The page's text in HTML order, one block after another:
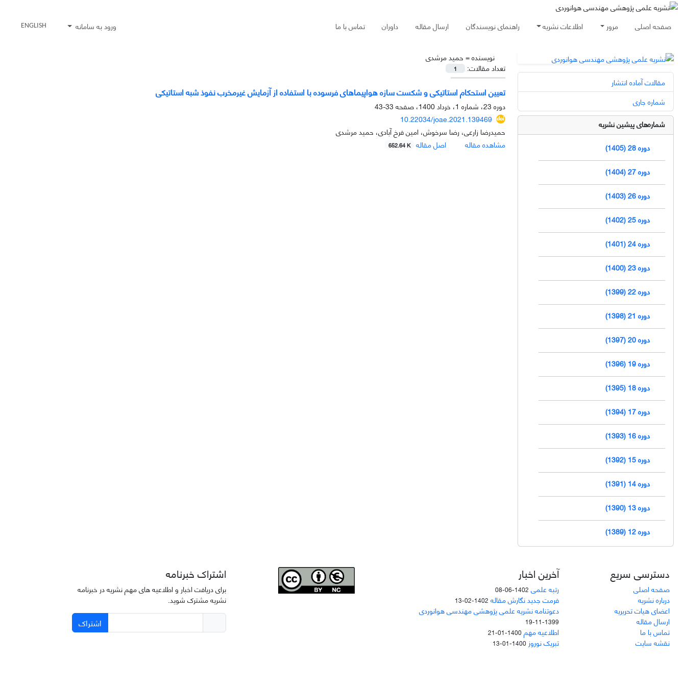
صفحه اصلی مرور اطلاعات نشریه راهنمای نویسندگان ارسال مقاله داوران تماس با ما ورود به سامانه ENGLISH
نویسنده = حمید مرشدی
تعداد مقالات:
1
تعیین استحکام استاتیکی و شکست سازه هواپیماهای فرسوده با استفاده از آزمایش غیرمخرب نفوذ شبه استاتیکی
دوره 23، شماره 1، خرداد 1400، صفحه
33-43
10.22034/joae.2021.139469
حمیدرضا زارعی، رضا سرخوش، امین فرخ آبادی، حمید مرشدی
مشاهده مقاله
اصل مقاله 652.64 K
مقالات آماده انتشار
شماره جاری
شماره‌های پیشین نشریه
دوره 28 (1405)
دوره 27 (1404)
دوره 26 (1403)
دوره 25 (1402)
دوره 24 (1401)
دوره 23 (1400)
دوره 22 (1399)
دوره 21 (1398)
دوره 20 (1397)
دوره 19 (1396)
دوره 18 (1395)
دوره 17 (1394)
دوره 16 (1393)
دوره 15 (1392)
دوره 14 (1391)
دوره 13 (1390)
دوره 12 (1389)
دسترسی سریع
صفحه اصلی
درباره نشریه
اعضای هیات تحریریه
ارسال مقاله
تماس با ما
نقشه سایت
آخرین اخبار
رتبه علمی 1402-06-08
فرمت جدید نگارش مقاله 1402-02-13
دعوتنامه نشریه علمی پژوهشی مهندسی هوانوردی
1399-11-19
اطلاعیه مهم1400-01-21
تبریک نوروز 1400-01-13
اشتراک خبرنامه
برای دریافت اخبار و اطلاعیه های مهم نشریه در خبرنامه
نشریه مشترک شوید.
اشتراک